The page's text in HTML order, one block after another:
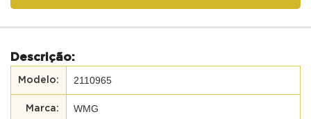
Descrição:
2110965
WMG